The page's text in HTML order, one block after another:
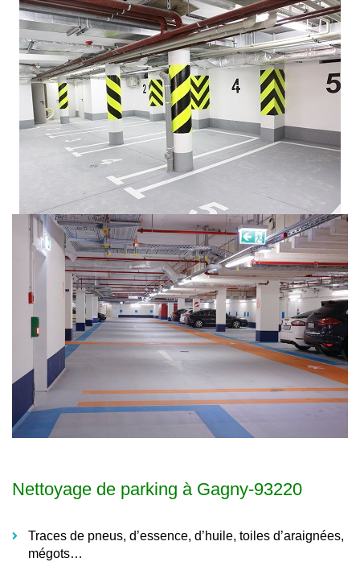
Nettoyage de parking à Gagny-93220
Traces de pneus, d’essence, d’huile, toiles d’araignées,
mégots…